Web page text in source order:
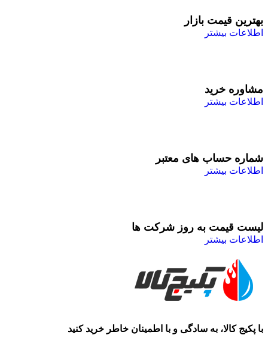
بهترین قیمت بازار
اطلاعات بیشتر
مشاوره خرید
اطلاعات بیشتر
شماره حساب های معتبر
اطلاعات بیشتر
لیست قیمت به روز شرکت ها
اطلاعات بیشتر
با پکیج کالا، به سادگی و با اطمینان خاطر خرید کنید